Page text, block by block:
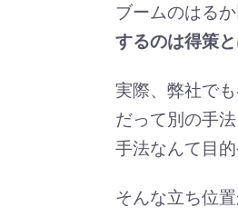
ブームのはる
するのは得策
実際、弊社で
だって別の手
手法なんて目
そんな立ち位